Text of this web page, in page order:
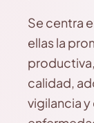
Se centra
ellas la
calidad,
vigilancia